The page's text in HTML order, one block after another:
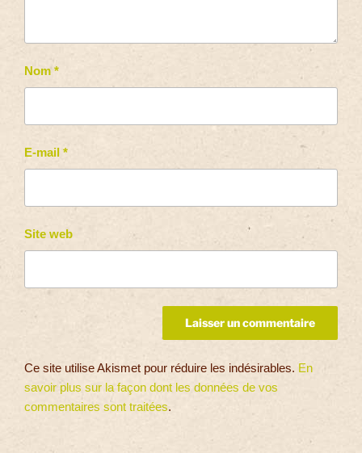
Nom *
E-mail *
Site web
Ce site utilise Akismet pour réduire les indésirables. En
savoir plus sur la façon dont les données de vos
commentaires sont traitées.